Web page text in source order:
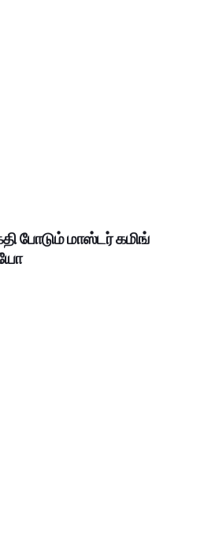
போடும் மாஸ்டர் கமிங்